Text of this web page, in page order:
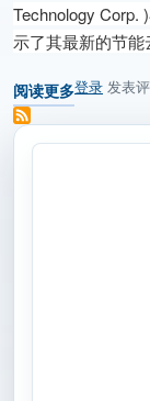
Technology Corp.
示了其最新的节能
阅读更多
关于 赋能可持续云
登录 发表